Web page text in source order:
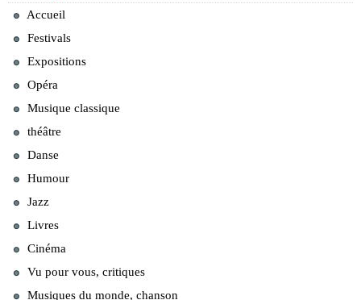
Accueil
Festivals
Expositions
Opéra
Musique classique
théâtre
Danse
Humour
Jazz
Livres
Cinéma
Vu pour vous, critiques
Musiques du monde, chanson